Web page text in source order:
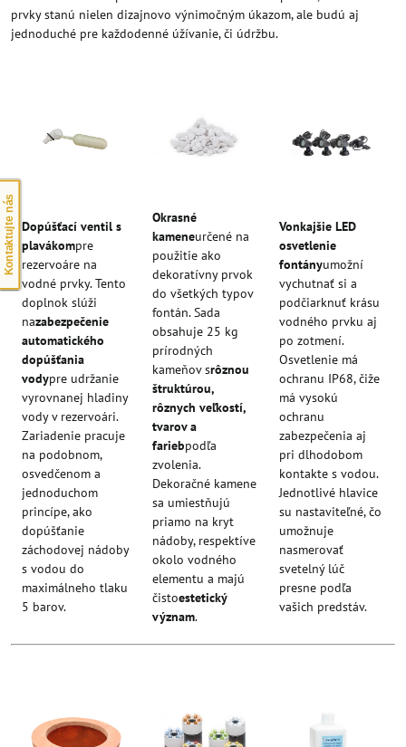
prvky stanú nielen dizajnovo výnimočným úkazom, ale budú aj
jednoduché pre každodenné úžívanie, či údržbu.
Dopúšťací ventil s
plavákompre
rezervoáre na
vodné prvky. Tento
doplnok slúži
nazabezpečenie
automatického
dopúšťania
vodypre udržanie
vyrovnanej hladiny
vody v rezervoári.
Zariadenie pracuje
na podobnom,
osvedčenom a
jednoduchom
princípe, ako
dopúšťanie
záchodovej nádoby
s vodou do
maximálneho tlaku
5 barov.
Okrasné
kameneurčené na
použitie ako
dekoratívny prvok
do všetkých typov
fontán. Sada
obsahuje 25 kg
prírodných
kameňov srôznou
štruktúrou,
rôznych veľkostí,
tvarov a
fariebpodľa
zvolenia.
Dekoračné kamene
sa umiestňujú
priamo na kryt
nádoby, respektíve
okolo vodného
elementu a majú
čistoestetický
význam.
Vonkajšie LED
osvetlenie
fontányumožní
vychutnať si a
podčiarknuť krásu
vodného prvku aj
po zotmení.
Osvetlenie má
ochranu IP68, čiže
má vysokú
ochranu
zabezpečenia aj
pri dlhodobom
kontakte s vodou.
Jednotlivé hlavice
su nastaviteľné, čo
umožnuje
nasmerovať
svetelný lúč
presne podľa
vašich predstáv.
Kontaktujte nás